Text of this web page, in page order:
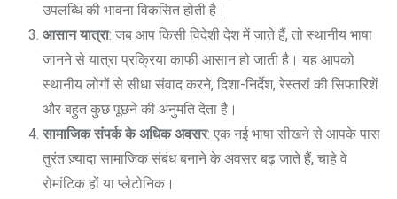
उपलब्धि की भावना विकसित होती है।
आसान यात्रा: जब आप किसी विदेशी देश में जाते हैं, तो स्थानीय भाषा
जानने से यात्रा प्रक्रिया काफी आसान हो जाती है। यह आपको
स्थानीय लोगों से सीधा संवाद करने, दिशा-निर्देश, रेस्तरां की सिफारिशें
और बहुत कुछ पूछने की अनुमति देता है।
सामाजिक संपर्क के अधिक अवसर: एक नई भाषा सीखने से आपके पास
तुरंत ज़्यादा सामाजिक संबंध बनाने के अवसर बढ़ जाते हैं, चाहे वे
रोमांटिक हों या प्लेटोनिक।